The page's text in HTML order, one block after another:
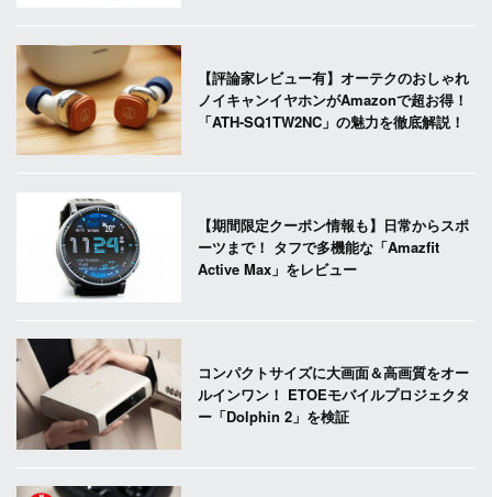
【評論家レビュー有】オーテクのおしゃれ
ノイキャンイヤホンがAmazonで超お得！
「ATH-SQ1TW2NC」の魅力を徹底解説！
【期間限定クーポン情報も】日常からスポ
ーツまで！ タフで多機能な「Amazfit
Active Max」をレビュー
コンパクトサイズに大画面＆高画質をオー
ルインワン！ ETOEモバイルプロジェクタ
ー「Dolphin 2」を検証